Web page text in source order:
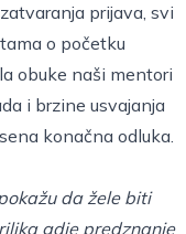
prijava, svi
o početku
obuke naši mentori
i brzine usvajanja
konačna odluka.
da žele biti
gdje predznanje